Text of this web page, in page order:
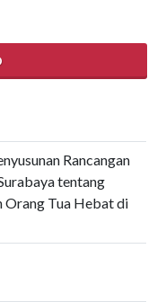
Rancangan
tentang
Orang Tua Hebat di